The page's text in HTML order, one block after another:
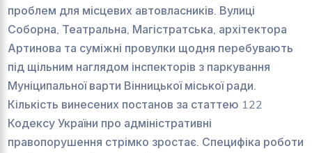
проблем для місцевих автовласників. Вулиці
Соборна, Театральна, Магістратська, архітектора
Артинова та суміжні провулки щодня перебувають
під щільним наглядом інспекторів з паркування
Муніципальної варти Вінницької міської ради.
Кількість винесених постанов за статтею 122
Кодексу України про адміністративні
правопорушення стрімко зростає. Специфіка роботи